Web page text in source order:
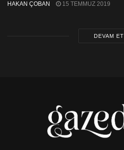
HAKAN ÇOBAN 15 TEMMUZ 2019
DEVAM ET